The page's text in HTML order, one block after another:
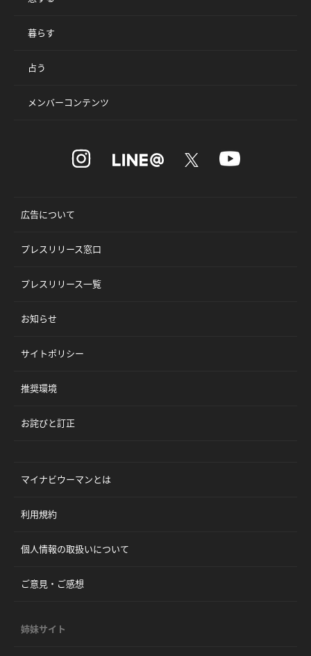
暮らす
占う
メンバーコンテンツ
広告について
プレスリリース窓口
プレスリリース一覧
お知らせ
サイトポリシー
推奨環境
お詫びと訂正
マイナビウーマンとは
利用規約
個人情報の取扱いについて
ご意見・ご感想
姉妹サイト